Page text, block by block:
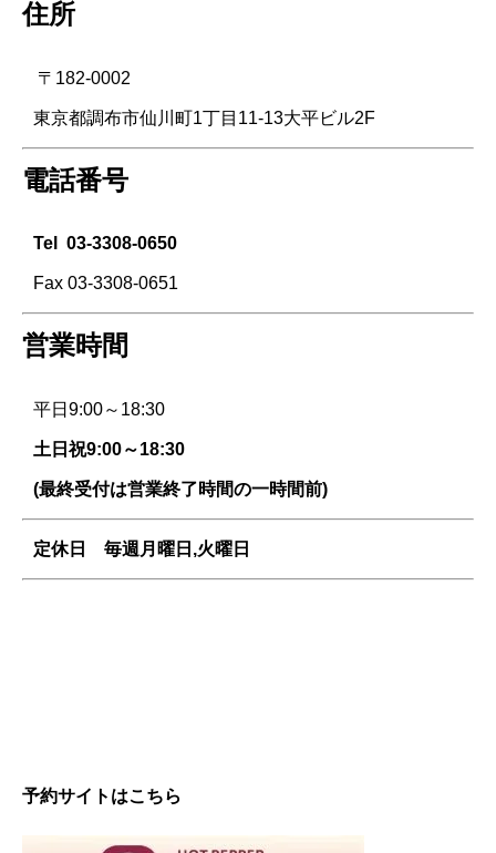
住所
〒182-0002
東京都調布市仙川町1丁目11-13大平ビル2F
電話番号
Tel 03-3308-0650
Fax 03-3308-0651
営業時間
平日9:00～18:30
土日祝9:00～18:30
(最終受付は営業終了時間の一時間前)
定休日 毎週 月曜日,火曜日
予約サイトはこちら